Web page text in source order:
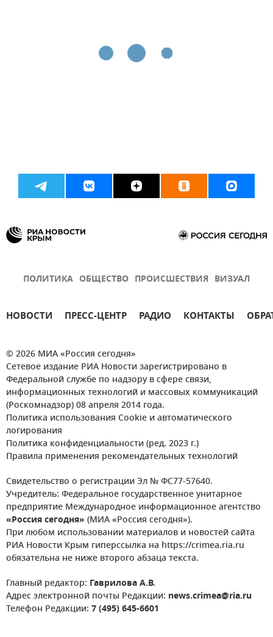
ПОЛИТИКА ОБЩЕСТВО ПРОИСШЕСТВИЯ ВИЗУАЛ
НОВОСТИ ПРЕСС-ЦЕНТР РАДИО КОНТАКТЫ
© 2026 МИА «Россия сегодня»
Сетевое издание РИА Новости зарегистрировано в
Федеральной службе по надзору в сфере связи,
информационных технологий и массовых коммуникаций
(Роскомнадзор) 08 апреля 2014 года.
Политика использования Cookie и автоматического
логирования
Политика конфиденциальности (ред. 2023 г.)
Правила применения рекомендательных технологий
Свидетельство о регистрации Эл № ФС77-57640.
Учредитель: Федеральное государственное унитарное
предприятие Международное информационное агентство
«Россия сегодня» (МИА «Россия сегодня»).
При любом использовании материалов и новостей сайта
РИА Новости Крым гиперссылка на https://crimea.ria.ru
обязательна не ниже второго абзаца текста.
Главный редактор: Гаврилова А.В.
Адрес электронной почты Редакции: news.crimea@ria.ru
Телефон Редакции: 7 (495) 645-6601